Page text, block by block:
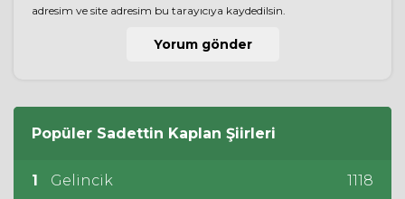
adresim ve site adresim bu tarayıcıya kaydedilsin.
Popüler Sadettin Kaplan Şiirleri
1 Gelincik 1118